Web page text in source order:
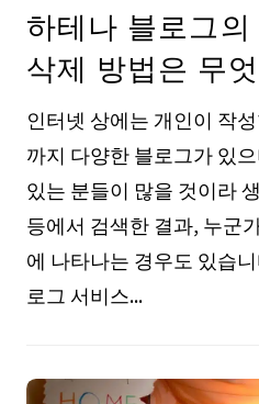
하테나 블로그
삭제 방법은 무
인터넷 상에는 개인이 작
까지 다양한 블로그가 있
있는 분들이 많을 것이라
등에서 검색한 결과, 누군
에 나타나는 경우도 있습
로그 서비스...